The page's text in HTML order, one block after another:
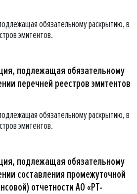
обязательному раскрытию, в
эмитентов.
подлежащая обязательному
перечней реестров эмитентов
обязательному раскрытию, в
эмитентов.
подлежащая обязательному
составления промежуточной
отчетности АО «РТ-